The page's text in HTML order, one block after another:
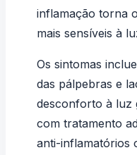
inflamação torna
mais sensíveis à
Os sintomas
das pálpebras e
desconforto à luz
com tratamento
anti-inflamatórios